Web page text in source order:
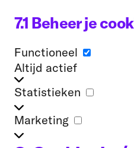
7.1 Beheer je
Functioneel
Functioneel
Altijd actief
Statistieken
Statistieken
Marketing
Marketing